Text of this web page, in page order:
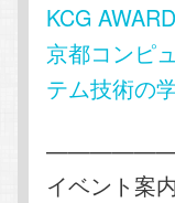
KCG
京都コンピ
テム技術の学
イベント案内